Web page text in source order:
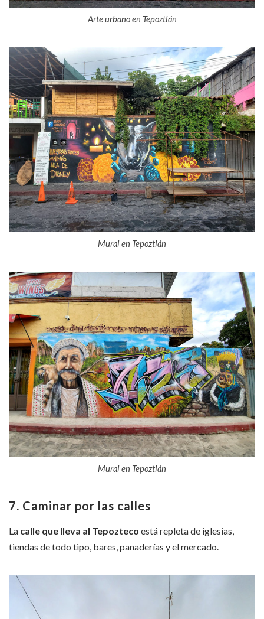
Arte urbano en Tepoztlán
Mural en Tepoztlán
Mural en Tepoztlán
7. Caminar por las calles
La calle que lleva al Tepozteco está repleta de iglesias,
tiendas de todo tipo, bares, panaderías y el mercado.